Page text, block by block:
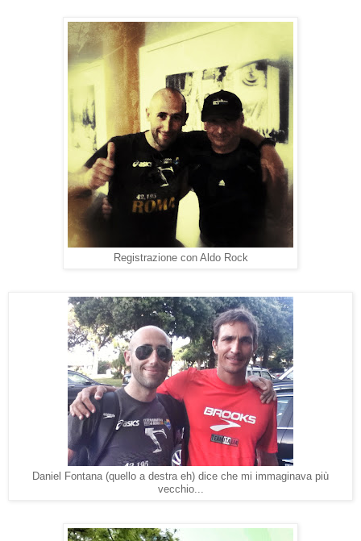
Registrazione con Aldo Rock
Daniel Fontana (quello a destra eh) dice che mi immaginava più
vecchio...